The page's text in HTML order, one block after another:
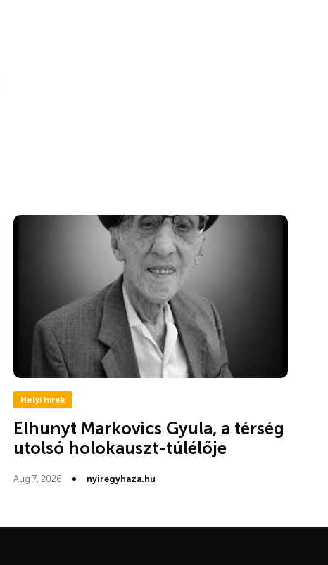
Helyi hírek
Elhunyt Markovics Gyula, a térség
utolsó holokauszt-túlélője
Aug 7, 2026 nyiregyhaza.hu